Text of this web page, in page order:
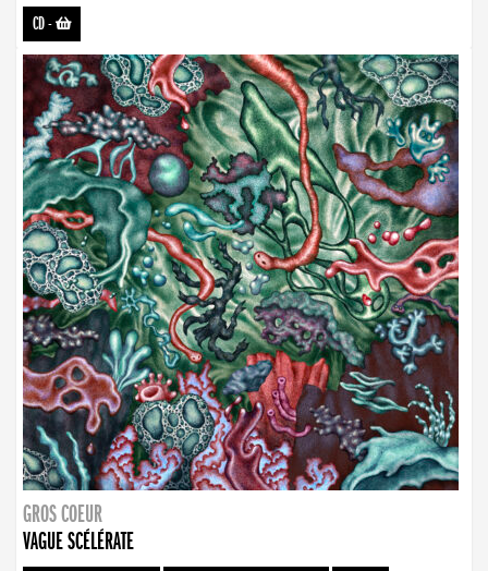
CD-
GROS COEUR
VAGUE SCÉLÉRATE